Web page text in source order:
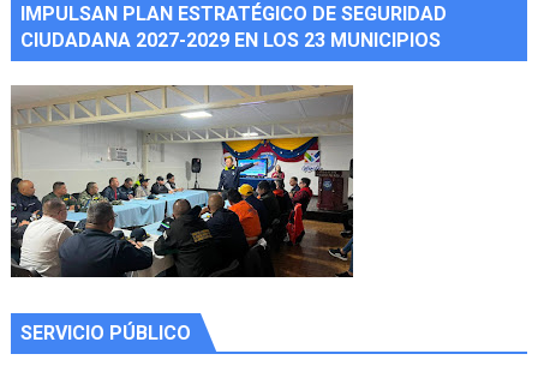
IMPULSAN PLAN ESTRATÉGICO DE SEGURIDAD
CIUDADANA 2027-2029 EN LOS 23 MUNICIPIOS
SERVICIO PÚBLICO